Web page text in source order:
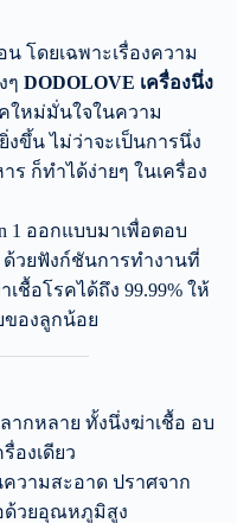
โดยเฉพาะเรื่องความ
ๆ DODOLOVE เครื่องนึ่ง
หม่มั่นใจในความ
ขึ้น ไม่ว่าจะเป็นการนึ่ง
ก็ทำได้ง่ายๆ ในเครื่อง
1 ออกแบบมาเพื่อตอบ
วยฟังก์ชันการทำงานที่
ชื้อโรคได้ถึง 99.99% ให้
องลูกน้อย
ากหลาย ทั้งนึ่งฆ่าเชื้อ อบ
องเดียว
ความสะอาด ปราศจาก
ด้วยอุณหภูมิสูง